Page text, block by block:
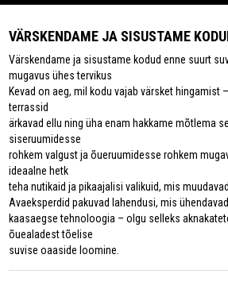
VÄRSKENDAME JA SISUSTAME
Värskendame ja sisustame kodud enne suurt
mugavus ühes tervikus
Kevad on aeg, mil kodu vajab värsket hingamist
terrassid
ärkavad ellu ning üha enam hakkame mõtlema
siseruumidesse
rohkem valgust ja õueruumidesse rohkem
ideaalne hetk
teha nutikaid ja pikaajalisi valikuid, mis
Avaeksperdid pakuvad lahendusi, mis
kaasaegse tehnoloogia – olgu selleks
õuealadest tõelise
suvise oaaside loomine.